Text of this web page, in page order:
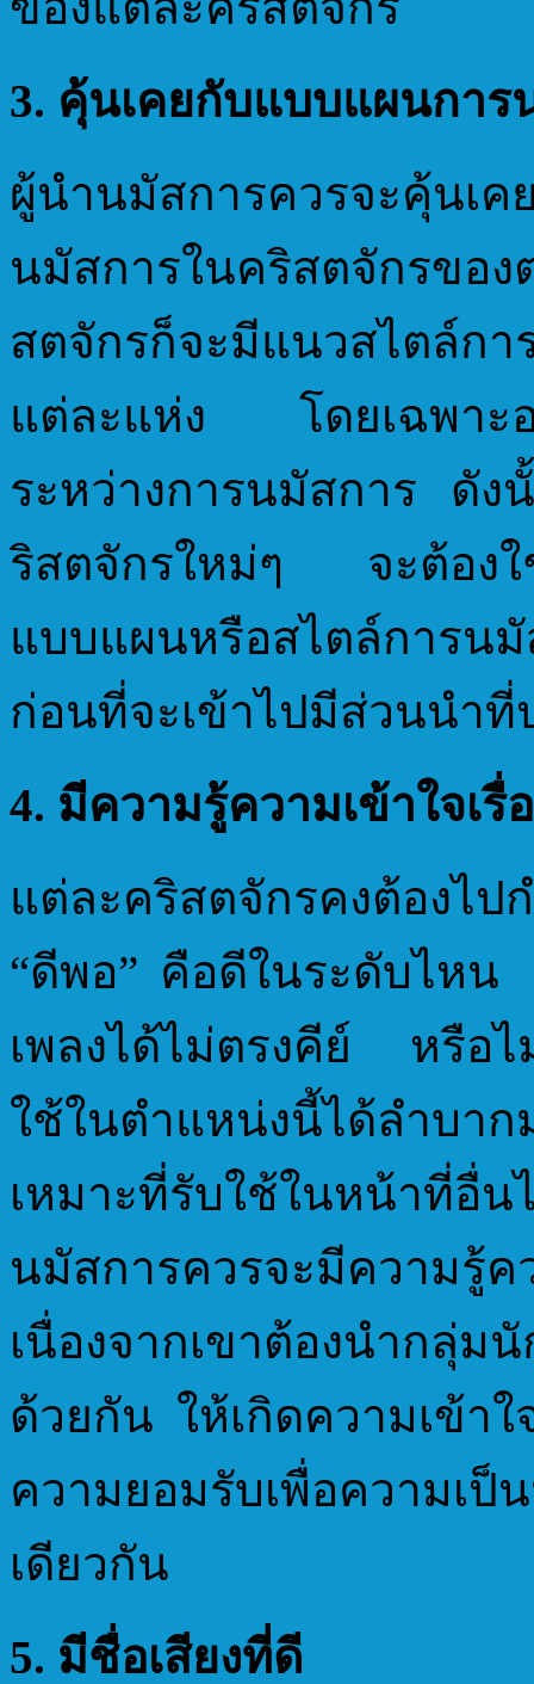
3. คุ้นเคยกับแบบแผนการ
ผู้นำนมัสการควรจะคุ้นเ
นมัสการในคริสตจักรขอ
สตจักรก็จะมีแนวสไตล์ก
แต่ละแห่ง โดยเฉพาะอ
ระหว่างการนมัสการ ดัง
ริสตจักรใหม่ๆ จะต้องใ
แบบแผนหรือสไตล์การ
ก่อนที่จะเข้าไปมีส่วนนำที่
4. มีความรู้ความเข้าใจเ
แต่ละคริสตจักรคงต้องไป
“ดีพอ” คือดีในระดับไห
เพลงได้ไม่ตรงคีย์ หรือไ
ใช้ในตำแหน่งนี้ได้ลำ
เหมาะที่รับใช้ในหน้
นมัสการควรจะมีความรู้
เนื่องจากเขาต้องนำกลุ่ม
ด้วยกัน ให้เกิดความเข้า
ความยอมรับเพื่อความเ
เดียวกัน
5. มีชื่อเสียงที่ดี